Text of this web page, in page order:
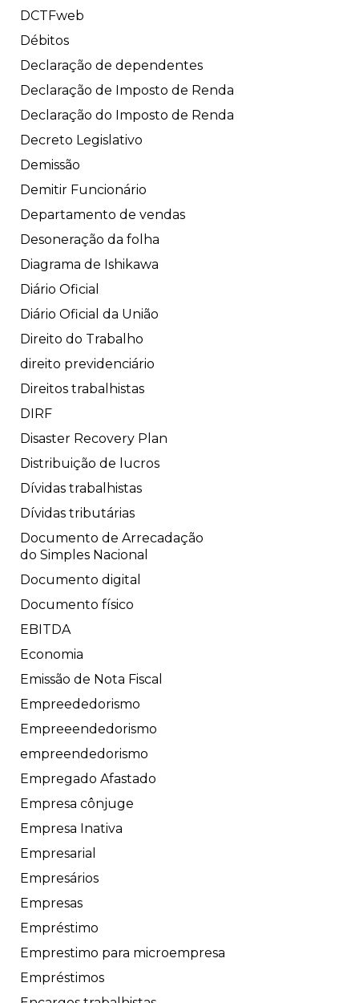
DCTFweb
Débitos
Declaração de dependentes
Declaração de Imposto de Renda
Declaração do Imposto de Renda
Decreto Legislativo
Demissão
Demitir Funcionário
Departamento de vendas
Desoneração da folha
Diagrama de Ishikawa
Diário Oficial
Diário Oficial da União
Direito do Trabalho
direito previdenciário
Direitos trabalhistas
DIRF
Disaster Recovery Plan
Distribuição de lucros
Dívidas trabalhistas
Dívidas tributárias
Documento de Arrecadação
do Simples Nacional
Documento digital
Documento físico
EBITDA
Economia
Emissão de Nota Fiscal
Empreededorismo
Empreeendedorismo
empreendedorismo
Empregado Afastado
Empresa cônjuge
Empresa Inativa
Empresarial
Empresários
Empresas
Empréstimo
Emprestimo para microempresa
Empréstimos